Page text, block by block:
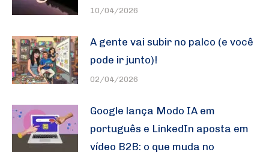
10/04/2026
A gente vai subir no palco (e você
pode ir junto)!
02/04/2026
Google lança Modo IA em
português e LinkedIn aposta em
vídeo B2B: o que muda no